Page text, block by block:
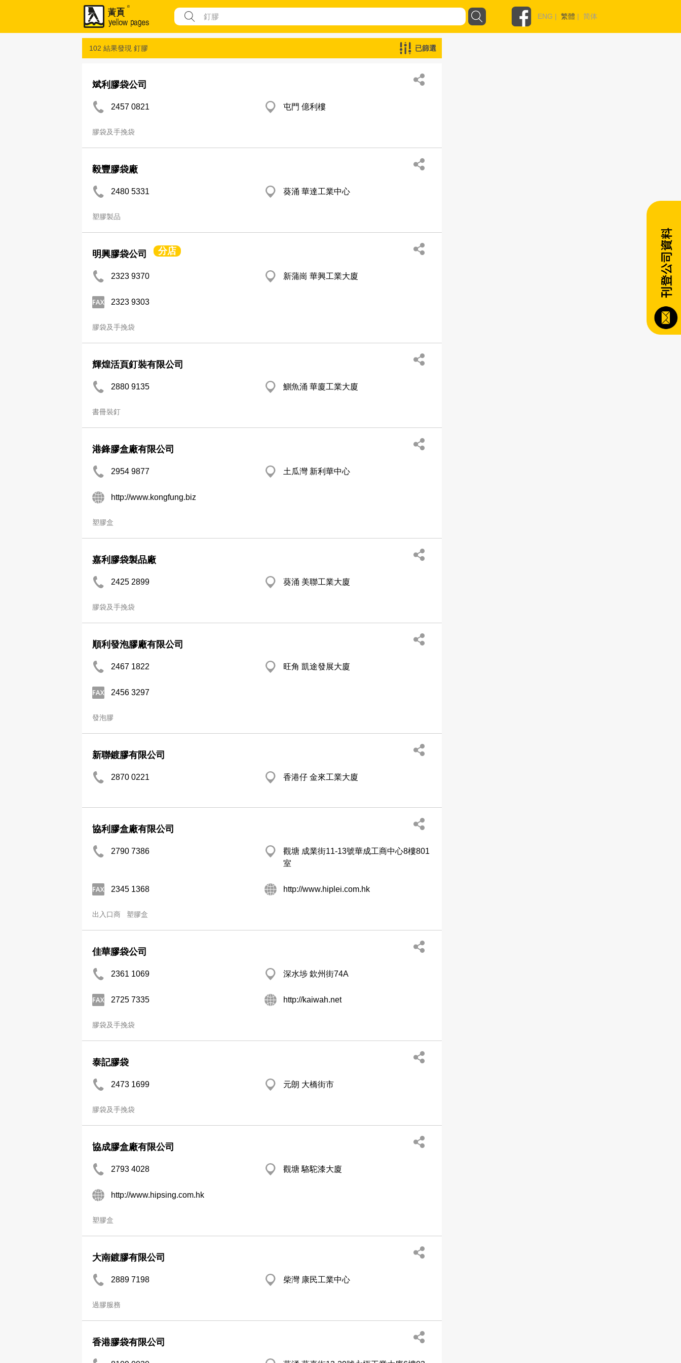
ENG | 繁體 | 简体
102 結果發現 釘膠 已篩選
斌利膠袋公司
2457 0821 屯門 億利樓
膠袋及手挽袋
毅豐膠袋廠
2480 5331 葵涌 華達工業中心
塑膠製品
明興膠袋公司 分店
2323 9370 新蒲崗 華興工業大廈
2323 9303
膠袋及手挽袋
輝煌活頁釘裝有限公司
2880 9135 鰂魚涌 華廈工業大廈
書冊裝釘
港鋒膠盒廠有限公司
2954 9877 土瓜灣 新利華中心
http://www.kongfung.biz
塑膠盒
嘉利膠袋製品廠
2425 2899 葵涌 美聯工業大廈
膠袋及手挽袋
順利發泡膠廠有限公司
2467 1822 旺角 凱途發展大廈
2456 3297
發泡膠
新聯鍍膠有限公司
2870 0221 香港仔 金來工業大廈
協利膠盒廠有限公司
2790 7386
觀塘 成業街11-13號華成工商中心8樓801
室
2345 1368 http://www.hiplei.com.hk
出入口商 塑膠盒
佳華膠袋公司
2361 1069 深水埗 欽州街74A
2725 7335 http://kaiwah.net
膠袋及手挽袋
泰記膠袋
2473 1699 元朗 大橋街市
膠袋及手挽袋
協成膠盒廠有限公司
2793 4028 觀塘 駱駝漆大廈
http://www.hipsing.com.hk
塑膠盒
大南鍍膠有限公司
2889 7198 柴灣 康民工業中心
過膠服務
香港膠袋有限公司